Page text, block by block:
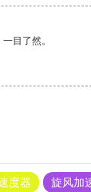
目了然。
度器 旋风加